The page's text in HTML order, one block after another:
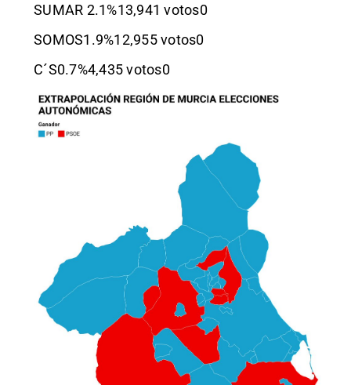
SUMAR 2.1%13,941 votos0
SOMOS1.9%12,955 votos0
C´S0.7%4,435 votos0